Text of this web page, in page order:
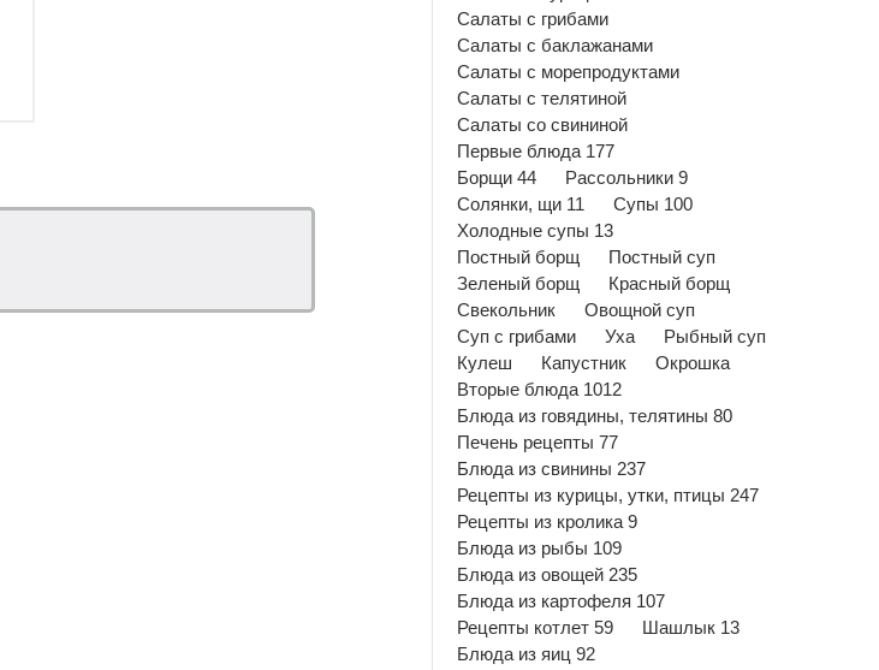
Салаты с грибами
Салаты с баклажанами
Салаты с морепродуктами
Салаты с телятиной
Салаты со свининой
Первые блюда 177
Борщи 44
Рассольники 9
Солянки, щи 11
Супы 100
Холодные супы 13
Постный борщ
Постный суп
Зеленый борщ
Красный борщ
Свекольник
Овощной суп
Суп с грибами
Уха
Рыбный суп
Кулеш
Капустник
Окрошка
Вторые блюда 1012
Блюда из говядины, телятины 80
Печень рецепты 77
Блюда из свинины 237
Рецепты из курицы, утки, птицы 247
Рецепты из кролика 9
Блюда из рыбы 109
Блюда из овощей 235
Блюда из картофеля 107
Рецепты котлет 59
Шашлык 13
Блюда из яиц 92